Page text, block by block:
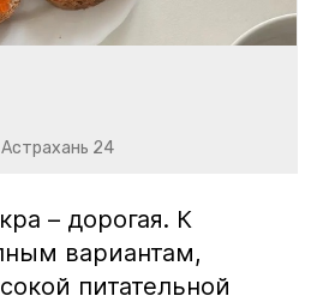
24
– дорогая. К
вариантам,
питательной